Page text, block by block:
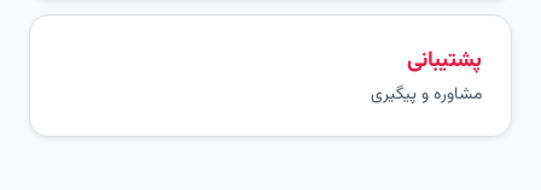
پشتیبانی
مشاوره و پیگیری